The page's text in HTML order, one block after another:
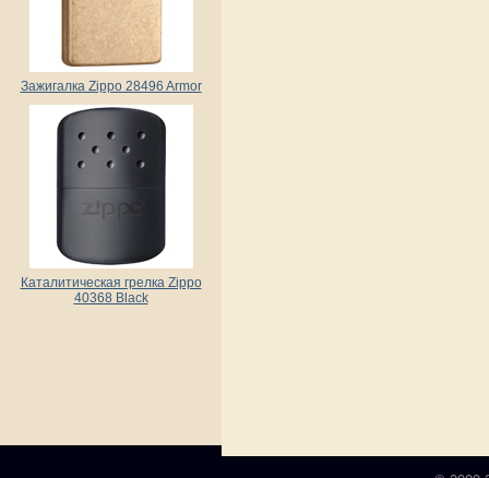
Зажигалка Zippo 28496 Armor
Каталитическая грелка Zippo
40368 Black